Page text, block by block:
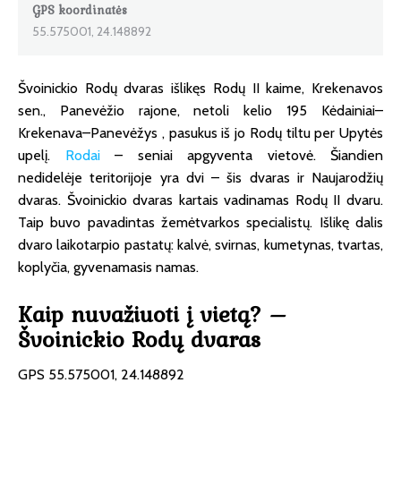
GPS koordinatės
55.575001, 24.148892
Švoinickio Rodų dvaras išlikęs Rodų II kaime, Krekenavos
sen., Panevėžio rajone, netoli kelio 195 Kėdainiai–
Krekenava–Panevėžys , pasukus iš jo Rodų tiltu per Upytės
upelį. Rodai– seniai apgyventa vietovė. Šiandien
nedidelėje teritorijoje yra dvi – šis dvaras ir Naujarodžių
dvaras. Švoinickio dvaras kartais vadinamas Rodų II dvaru.
Taip buvo pavadintas žemėtvarkos specialistų. Išlikę dalis
dvaro laikotarpio pastatų: kalvė, svirnas, kumetynas, tvartas,
koplyčia, gyvenamasis namas.
Kaip nuvažiuoti į vietą? –
Švoinickio Rodų dvaras
GPS 55.575001, 24.148892